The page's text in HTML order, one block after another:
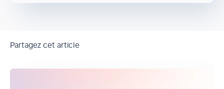
Partagez cet article